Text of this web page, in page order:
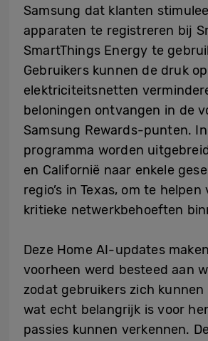
Samsung dat klanten
apparaten te registreren bij
SmartThings Energy te
Gebruikers kunnen de druk
elektriciteitsnetten
beloningen ontvangen in de
Samsung Rewards-punten.
programma worden
en Californië naar enkele
regio’s in Texas, om te helpen
kritieke netwerkbehoeften
Deze Home AI-updates
voorheen werd besteed aan
zodat gebruikers zich
wat echt belangrijk is voor
passies kunnen verkennen.